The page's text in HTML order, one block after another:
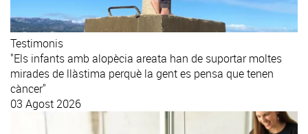
Testimonis
"Els infants amb alopècia areata han de suportar moltes
mirades de llàstima perquè la gent es pensa que tenen
càncer"
03 Agost 2026